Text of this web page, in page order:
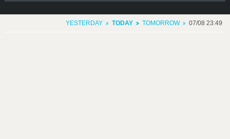
YESTERDAY TODAY TOMORROW 07/08 23:49